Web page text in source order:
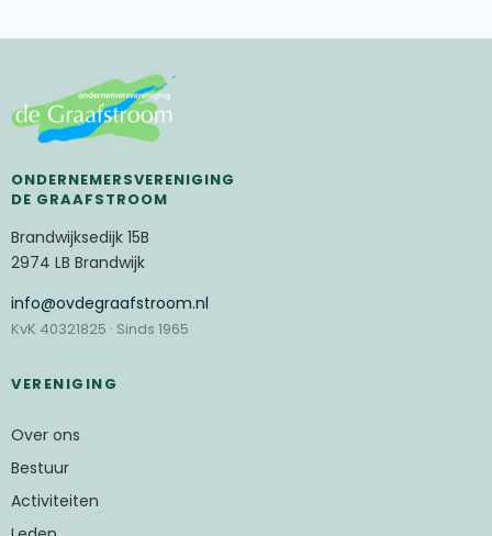
ONDERNEMERSVERENIGING
DE GRAAFSTROOM
Brandwijksedijk 15B
2974 LB Brandwijk
ofni@ovdegraafstroom.nl
KvK 40321825 · Sinds 1965
VERENIGING
Over ons
Bestuur
Activiteiten